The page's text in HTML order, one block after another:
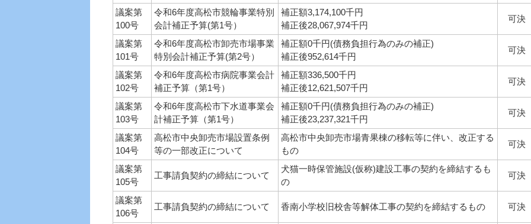
議案第
100号
令和6年度高松市競輪事業特別
会計補正予算(第1号）
補正額3,174,100千円
補正後28,067,974千円
可決
議案第
101号
令和6年度高松市卸売市場事業
特別会計補正予算(第2号）
補正額0千円(債務負担行為のみの補正)
補正後952,614千円
可決
議案第
102号
令和6年度高松市病院事業会計
補正予算（第1号）
補正額336,500千円
補正後12,621,507千円
可決
議案第
103号
令和6年度高松市下水道事業会
計補正予算（第1号）
補正額0千円(債務負担行為のみの補正)
補正後23,237,321千円
可決
議案第
104号
高松市中央卸売市場設置条例
等の一部改正について
高松市中央卸売市場青果棟の移転等に伴い、改正する
もの
可決
議案第
105号
工事請負契約の締結について
犬猫一時保管施設(仮称)建設工事の契約を締結するも
の
可決
議案第
106号
工事請負契約の締結について 香南小学校旧校舎等解体工事の契約を締結するもの 可決